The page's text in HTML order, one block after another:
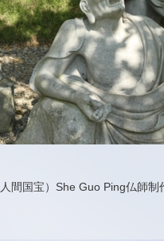
間国宝）She Guo Ping仏師制